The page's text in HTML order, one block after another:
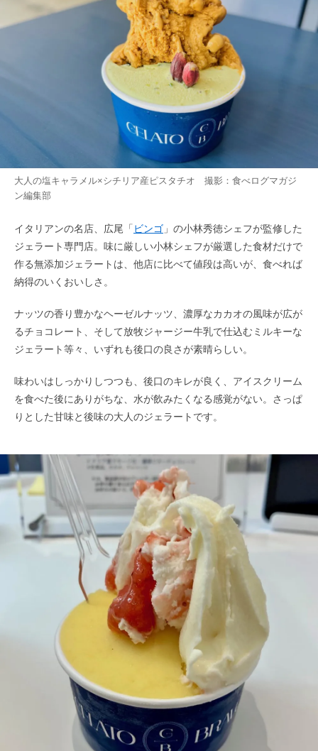
大人の塩キャラメル×シチリア産ピスタチオ 撮影：食べログマガジ
ン編集部
イタリアンの名店、広尾「 ビンゴ 」の小林秀徳シェフが監修した
ジェラート専門店。味に厳しい小林シェフが厳選した食材だけで
作る無添加ジェラートは、他店に比べて値段は高いが、食べれば
納得のいくおいしさ。
ナッツの香り豊かなヘーゼルナッツ、濃厚なカカオの風味が広が
るチョコレート、そして放牧ジャージー牛乳で仕込むミルキーな
ジェラート等々、いずれも後口の良さが素晴らしい。
味わいはしっかりしつつも、後口のキレが良く、アイスクリーム
を食べた後にありがちな、水が飲みたくなる感覚がない。さっぱ
りとした甘味と後味の大人のジェラートです。